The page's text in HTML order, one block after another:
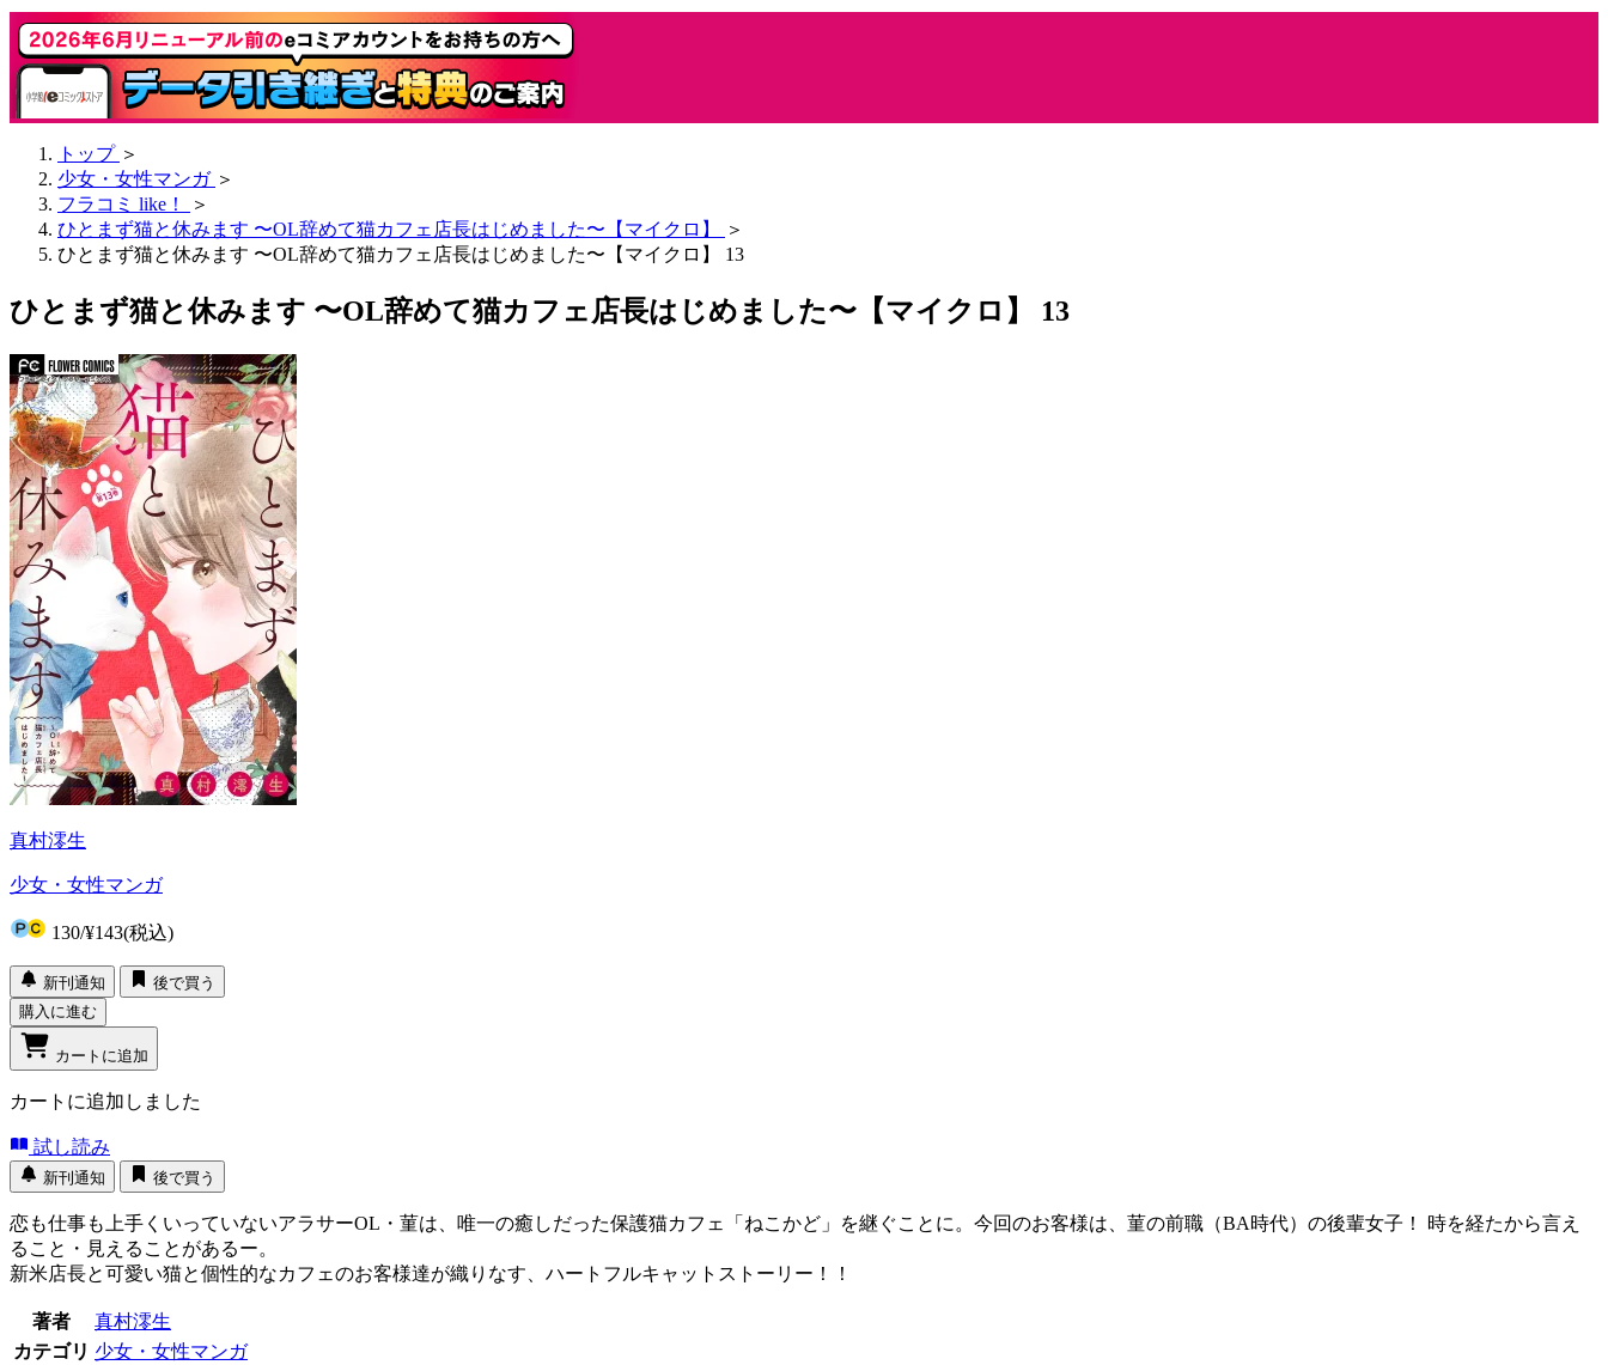
トップ ＞
少女・女性マンガ ＞
フラコミ like！
＞
ひとまず猫と休みます 〜OL辞めて猫カフェ店長はじめました〜【マイクロ】
＞
ひとまず猫と休みます 〜OL辞めて猫カフェ店長はじめました〜【マイクロ】 13
ひとまず猫と休みます 〜OL辞めて猫カフェ店長はじめました〜【マイクロ】 13
真村澪生
少女・女性マンガ
130/¥143(税込)
新刊通知
後で買う
購入に進む
カートに追加
カートに追加しました
試し読み
新刊通知 後で買う
恋も仕事も上手くいっていないアラサーOL・菫は、唯一の癒しだった保護猫カフェ「ねこかど」を継ぐことに。今回のお客様は、菫の前職（BA時代）の後輩女子！ 時を経たから言え
ること・見えることがあるー。
新米店長と可愛い猫と個性的なカフェのお客様達が織りなす、ハートフルキャットストーリー！！
著者
真村澪生
カテゴリ 少女・女性マンガ